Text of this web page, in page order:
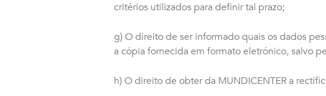
critérios utilizados para definir tal prazo;
g) O direito de ser informado quais os dados
a cópia fornecida em formato eletrónico, salvo
h) O direito de obter da MUNDICENTER a